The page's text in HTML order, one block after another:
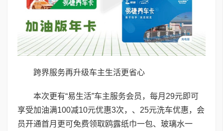
跨界服务再升级车主生活更省心
本次更有“易生活”车主服务会员，每月29元即可
享受加油满100减10元优惠3次，、25元洗车优惠，会
员开通首月更可免费领取鸥露纸巾一包、玻璃水一